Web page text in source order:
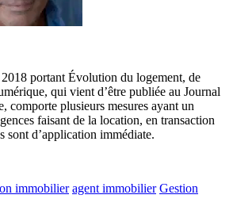
portant Évolution du logement, de
qui vient d’être publiée au Journal
comporte plusieurs mesures ayant un
faisant de la location, en transaction
sont d’application immédiate.
immobilier agent immobilier Gestion